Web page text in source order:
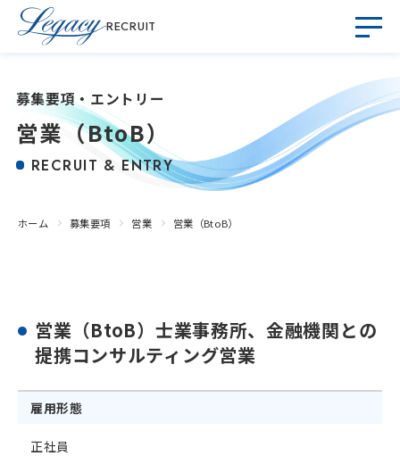
RECRUIT
募集要項・エントリー
営業（BtoB）
RECRUIT & ENTRY
ホーム 募集要項 営業 営業（BtoB）
営業（BtoB）士業事務所、金融機関との
提携コンサルティング営業
雇用形態
正社員